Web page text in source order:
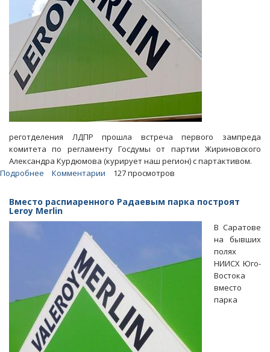
реготделения ЛДПР прошла встреча первого зампреда
комитета по регламенту Госдумы от партии Жириновского
Александра Курдюмова (курирует наш регион) с партактивом.
Подробнее
саратовских
жириновцев
менеджер
Leroy
Merlin
Комментарии 127 просмотров
Вместо распиаренного Радаевым парка построят
Leroy Merlin
В Саратове
на бывших
полях
НИИСХ Юго-
Востока
вместо
парка